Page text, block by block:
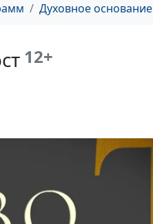
Духовное основание
12+